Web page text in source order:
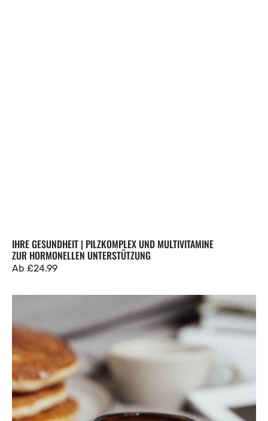
IHRE GESUNDHEIT | PILZKOMPLEX UND MULTIVITAMINE
ZUR HORMONELLEN UNTERSTÜTZUNG
Regulärer
Ab £24.99
600
mit
Vitamin
D3